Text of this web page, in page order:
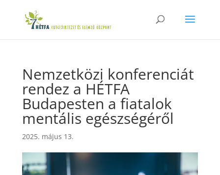
Nemzetközi konferenciát
rendez a HÉTFA
Budapesten a fiatalok
mentális egészségéről
2025. május 13.